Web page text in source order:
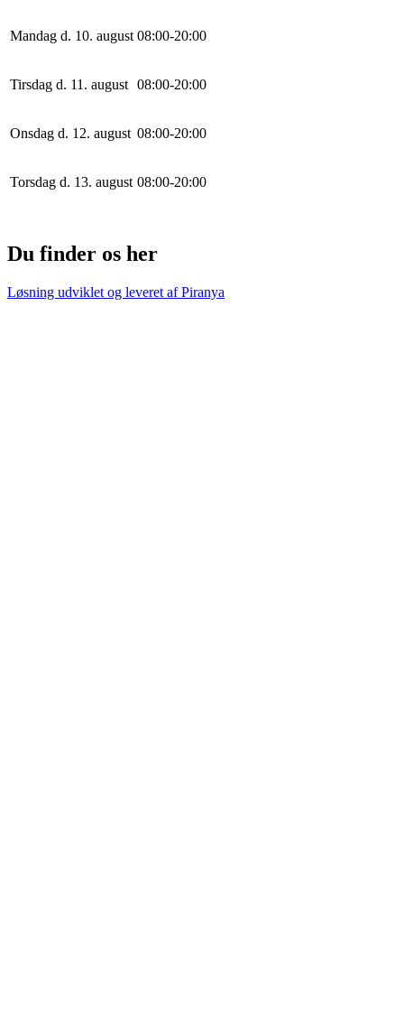
Mandag d. 10. august 08:00-20:00
Tirsdag d. 11. august 08:00-20:00
Onsdag d. 12. august 08:00-20:00
Torsdag d. 13. august 08:00-20:00
Du finder os her
Løsning udviklet og leveret afPiranya